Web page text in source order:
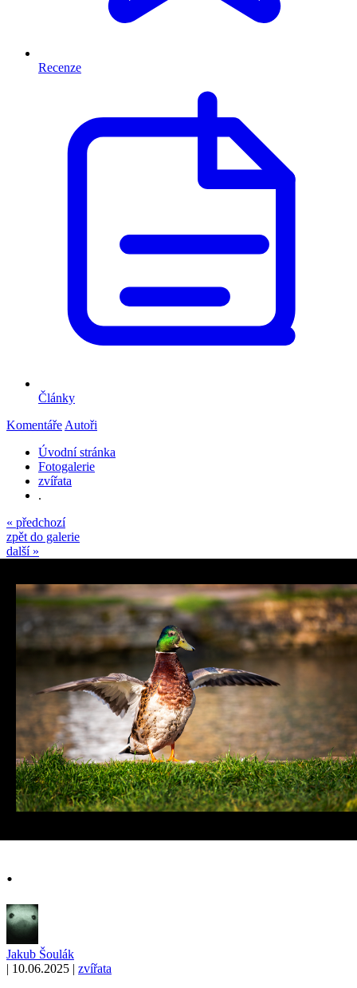
Recenze
Články
Komentáře Autoři
Úvodní stránka
Fotogalerie
zvířata
.
« předchozí
zpět do galerie
další »
.
Jakub Šoulák
| 10.06.2025 | zvířata